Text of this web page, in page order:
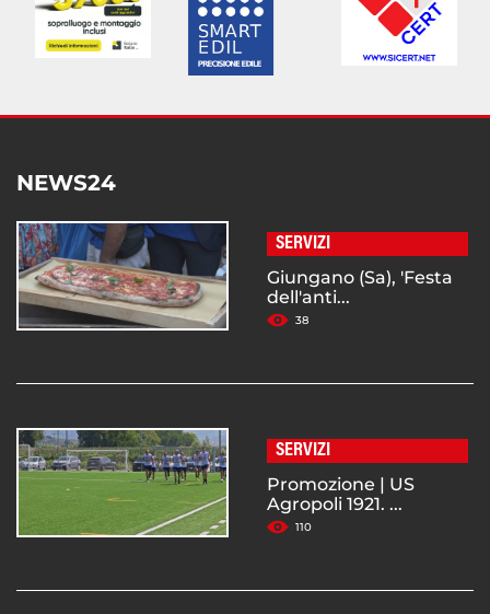
NEWS24
SERVIZI
Giungano (Sa), 'Festa
dell'anti...
38
SERVIZI
Promozione | US
Agropoli 1921. ...
110